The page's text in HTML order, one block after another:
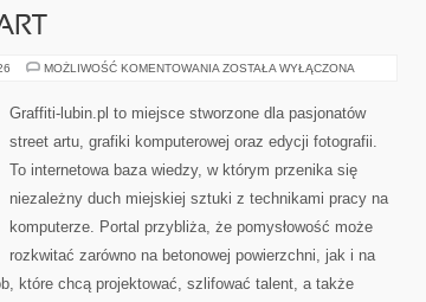
MOŻLIWOŚĆ KOMENTOWANIA GRAFFITI
ZOSTAŁA WYŁĄCZONA
Graffiti-lubin.pl to miejsce stworzone dla pasjonatów
street artu, grafiki komputerowej oraz edycji fotografii.
To internetowa baza wiedzy, w którym przenika się
niezależny duch miejskiej sztuki z technikami pracy na
komputerze. Portal przybliża, że pomysłowość może
rozkwitać zarówno na betonowej powierzchni, jak i na
które chcą projektować, szlifować talent, a także